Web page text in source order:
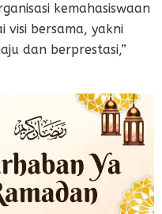
kemahasiswaan
visi bersama, yakni
dan berprestasi,”